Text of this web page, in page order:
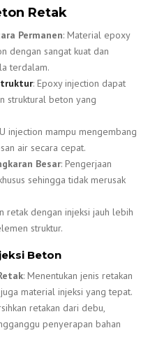
Retak
Permanen: Material epoxy
dengan sangat kuat dan
terdalam.
: Epoxy injection dapat
struktural beton yang
injection mampu mengembang
air secara cepat.
Besar: Pengerjaan
sehingga tidak merusak
retak dengan injeksi jauh lebih
struktur.
Beton
: Menentukan jenis retakan
material injeksi yang tepat.
retakan dari debu,
penyerapan bahan